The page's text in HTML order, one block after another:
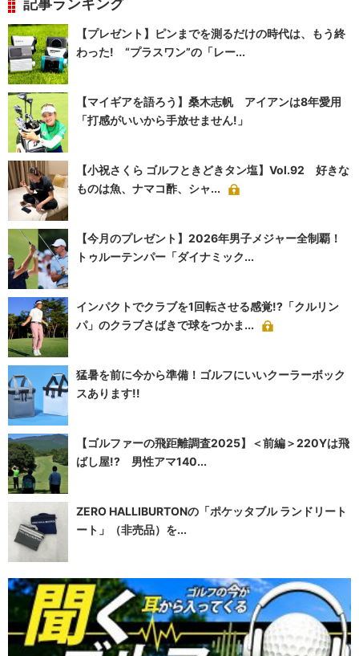
記事ランキング
【プレゼント】ピンまでを測るだけの時代は、もう終
わった! “プラスワン”の「レー...
【マイギアを語ろう】桑木志帆 アイアンは8年愛用
「打感がいいから手放せません!」
【小祝さくら ゴルフときどきタン塩】Vol.92 好きな
ものは魚、ナマコ酢、シャ...
【今月のプレゼント】2026年男子メジャー全制覇！
トゥルーテンパー「ダイナミック...
インパクトでクラブを1回転させる感覚!?「クルリン
パ」のクラブさばきで球をつかま...
猛暑を前に今から準備！ゴルフにいいクーラーボック
スあります!!
【ゴルファーの飛距離調査2025】＜前編＞220Yは飛
ばし屋!? 男性アマ140...
ZERO HALLIBURTONの「ポケッタブル ランドリート
ート」（非売品）を...